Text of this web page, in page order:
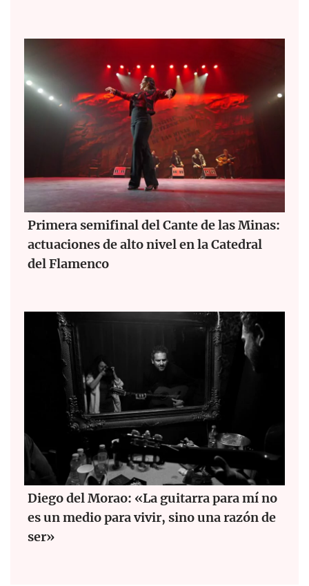
Primera semifinal del Cante de las Minas:
actuaciones de alto nivel en la Catedral
del Flamenco
Diego del Morao: «La guitarra para mí no
es un medio para vivir, sino una razón de
ser»